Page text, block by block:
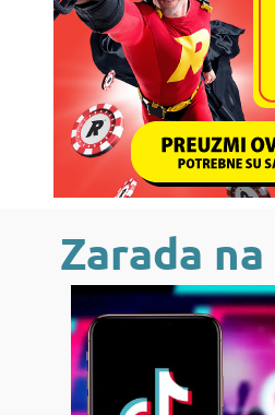
Zarada